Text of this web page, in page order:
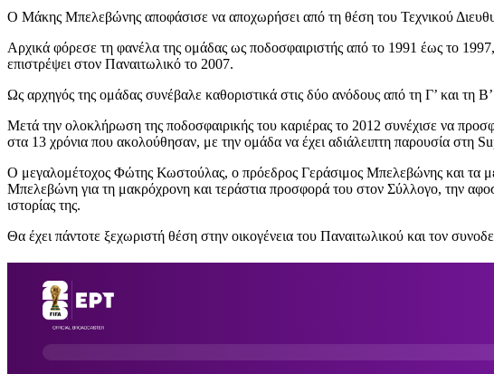
Ο Μάκης Μπελεβώνης αποφάσισε να αποχωρήσει από τη θέση του Τεχνικού
Αρχικά φόρεσε τη φανέλα της ομάδας ως ποδοσφαιριστής από το 1991 έως το
επιστρέψει στον Παναιτωλικό το 2007.
Ως αρχηγός της ομάδας συνέβαλε καθοριστικά στις δύο ανόδους από τη Γ’ και τη
Μετά την ολοκλήρωση της ποδοσφαιρικής του καριέρας το 2012 συνέχισε να
στα 13 χρόνια που ακολούθησαν, με την ομάδα να έχει αδιάλειπτη παρουσία στη
Ο μεγαλομέτοχος Φώτης Κωστούλας, ο πρόεδρος Γεράσιμος Μπελεβώνης και τα
Μπελεβώνη για τη μακρόχρονη και τεράστια προσφορά του στον Σύλλογο, την
ιστορίας της.
Θα έχει πάντοτε ξεχωριστή θέση στην οικογένεια του Παναιτωλικού και τον